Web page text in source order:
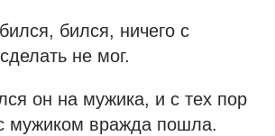
бился, ничего с
не мог.
он на мужика, и с тех пор
мужиком вражда пошла.